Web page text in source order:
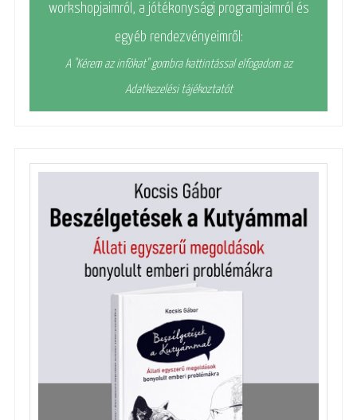
workshopjaimról, a jótékonysági programjaimról és
egyéb rendezvényeimről:
A "Kérem az infókat" gombra kattintással elfogadom az
Adatkezelési tájékoztatót